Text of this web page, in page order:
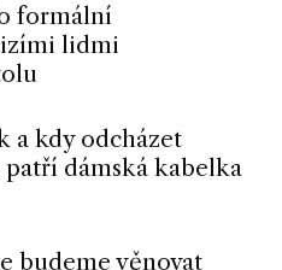
formální
lidmi
a kdy odcházet
dámská kabelka
budeme věnovat